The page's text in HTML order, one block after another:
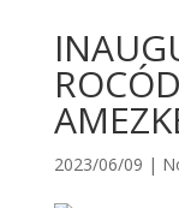
2023/06/09 |